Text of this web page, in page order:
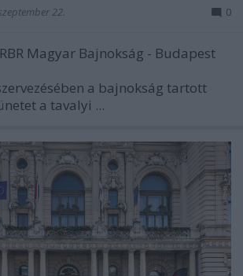
22. 0
RBR Magyar Bajnokság - Budapest
a bajnokság tartott
a tavalyi ...